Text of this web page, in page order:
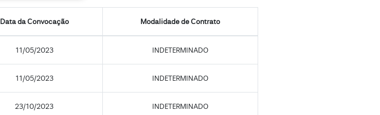
Data da Convocação Modalidade de Contrato
11/05/2023 INDETERMINADO
11/05/2023 INDETERMINADO
23/10/2023 INDETERMINADO